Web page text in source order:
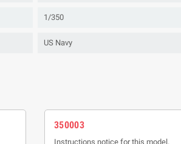
1/350
US Navy
350003
Instructions notice for this model.